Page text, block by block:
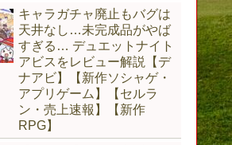
キャラガチャ廃止もバグは
天井なし…未完成品がやば
すぎる… デュエットナイト
アビスをレビュー解説【デ
ナアビ】【新作ソシャゲ・
アプリゲーム】【セルラ
ン・売上速報】【新作
RPG】